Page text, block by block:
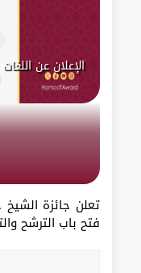
تعلن جائزة
فتح باب الترشح